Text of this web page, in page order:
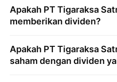
Apakah PT Tigaraksa
memberikan dividen?
Apakah PT Tigaraksa
saham dengan dividen